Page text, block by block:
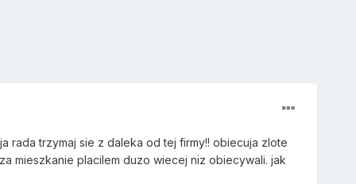
rada trzymaj sie z daleka od tej firmy!! obiecuja zlote
mieszkanie placilem duzo wiecej niz obiecywali. jak